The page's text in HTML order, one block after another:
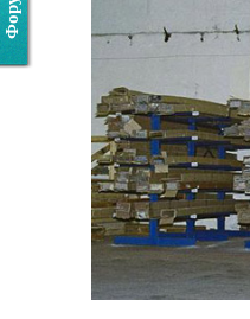
Форум